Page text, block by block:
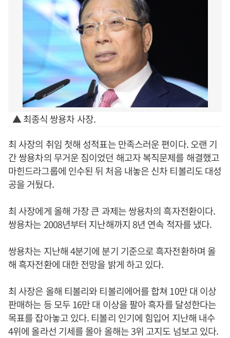
▲ 최종식 쌍용차 사장.
최 사장의 취임 첫해 성적표는 만족스러운 편이다. 오랜 기
간 쌍용차의 무거운 짐이었던 해고자 복직문제를 해결했고
마힌드라그룹에 인수된 뒤 처음 내놓은 신차 티볼리도 대성
공을 거뒀다.
최 사장에게 올해 가장 큰 과제는 쌍용차의 흑자전환이다.
쌍용차는 2008년부터 지난해까지 8년 연속 적자를 냈다.
쌍용차는 지난해 4분기에 분기 기준으로 흑자전환하며 올
해 흑자전환에 대한 전망을 밝게 하고 있다.
최 사장은 올해 티볼리와 티볼리에어를 합쳐 10만 대 이상
판매하는 등 모두 16만 대 이상을 팔아 흑자를 달성한다는
목표를 잡아놓고 있다. 티볼리 인기에 힘입어 지난해 내수
4위에 올라선 기세를 몰아 올해는 3위 고지도 넘보고 있다.